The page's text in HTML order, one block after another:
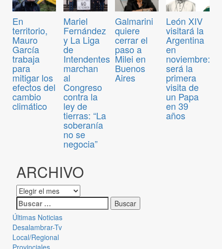
En
territorio,
Mauro
García
trabaja
para
mitigar los
efectos del
cambio
climático
Mariel
Fernández
y La Liga
de
Intendentes
marchan
al
Congreso
contra la
ley de
tierras: “La
soberanía
no se
negocia”
Galmarini
quiere
cerrar el
paso a
Milei en
Buenos
Aires
León XIV
visitará la
Argentina
en
noviembre:
será la
primera
visita de
un Papa
en 39
años
ARCHIVO
Últimas Noticias
Desalambrar-Tv
Local/Regional